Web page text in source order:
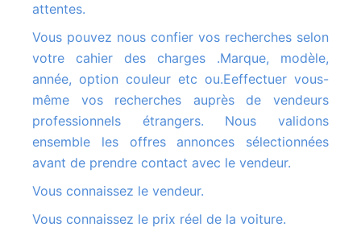
attentes.
Vous pouvez nous confier vos recherches selon
votre cahier des charges .Marque, modèle,
année, option couleur etc ou.Eeffectuer vous-
même vos recherches auprès de vendeurs
professionnels étrangers. Nous validons
ensemble les offres annonces sélectionnées
avant de prendre contact avec le vendeur.
Vous connaissez le vendeur.
Vous connaissez le prix réel de la voiture.